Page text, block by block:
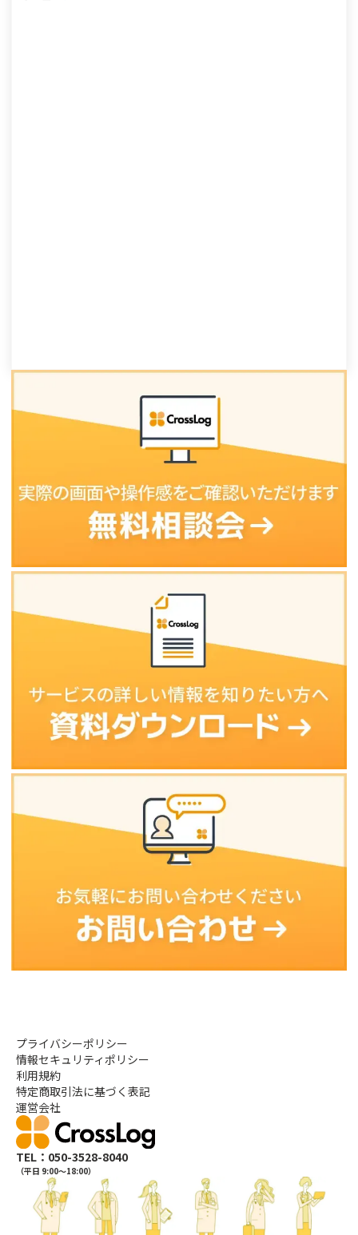
TEL：050-3528-8040
（平日 9:00〜18:00）
プライバシーポリシー
情報セキュリティポリシー
利用規約
特定商取引法に基づく表記
運営会社